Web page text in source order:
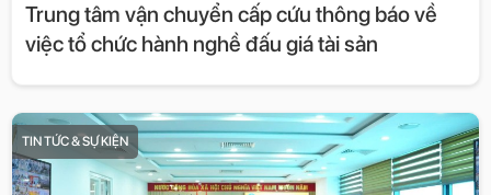
Trung tâm vận chuyển cấp cứu thông báo về
việc tổ chức hành nghề đấu giá tài sản
TIN TỨC & SỰ KIỆN